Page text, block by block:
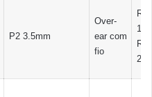
P2 3.5mm
Over-
ear com
fio
R$
R$
220